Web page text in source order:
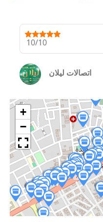
10/10
اتصالات ليلان
+
−